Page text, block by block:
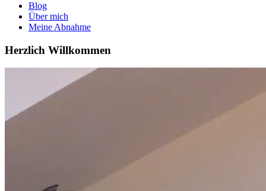
Blog
Über mich
Meine Abnahme
Herzlich Willkommen